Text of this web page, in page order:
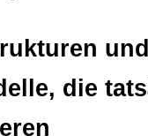
und
die